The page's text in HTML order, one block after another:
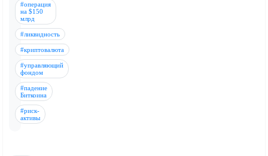
#операция
на $150
млрд
#ликвидность
#криптовалюта
#управляющий
фондом
#падение
Биткоина
#риск-
активы